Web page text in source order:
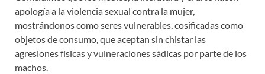
apología a la violencia sexual contra la mujer,
mostrándonos como seres vulnerables, cosificadas como
objetos de consumo, que aceptan sin chistar las
agresiones físicas y vulneraciones sádicas por parte de los
machos.